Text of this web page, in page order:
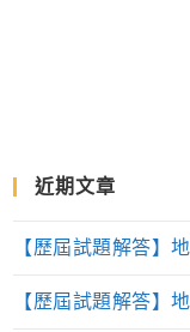
近期文章
【歷屆試題解答】
【歷屆試題解答】